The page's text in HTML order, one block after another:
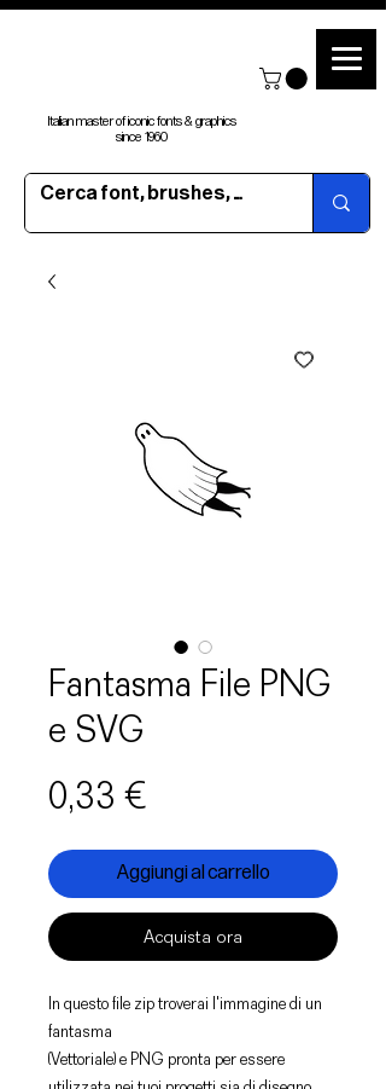
Italian master of iconic fonts & graphics
since 1960
Fantasma File PNG
e SVG
0,33 €
Aggiungi al carrello
Acquista ora
In questo file zip troverai l'immagine di un
fantasma
(Vettoriale) e PNG pronta per essere